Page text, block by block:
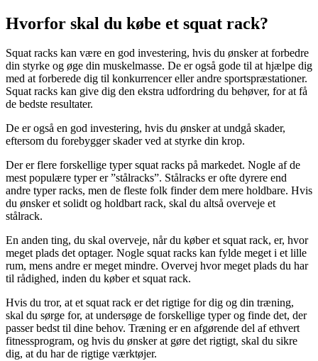
Hvorfor skal du købe et squat rack?
Squat racks kan være en god investering, hvis du ønsker at forbedre
din styrke og øge din muskelmasse. De er også gode til at hjælpe dig
med at forberede dig til konkurrencer eller andre sportspræstationer.
Squat racks kan give dig den ekstra udfordring du behøver, for at få
de bedste resultater.
De er også en god investering, hvis du ønsker at undgå skader,
eftersom du forebygger skader ved at styrke din krop.
Der er flere forskellige typer squat racks på markedet. Nogle af de
mest populære typer er ”stålracks”. Stålracks er ofte dyrere end
andre typer racks, men de fleste folk finder dem mere holdbare. Hvis
du ønsker et solidt og holdbart rack, skal du altså overveje et
stålrack.
En anden ting, du skal overveje, når du køber et squat rack, er, hvor
meget plads det optager. Nogle squat racks kan fylde meget i et lille
rum, mens andre er meget mindre. Overvej hvor meget plads du har
til rådighed, inden du køber et squat rack.
Hvis du tror, at et squat rack er det rigtige for dig og din træning,
skal du sørge for, at undersøge de forskellige typer og finde det, der
passer bedst til dine behov. Træning er en afgørende del af ethvert
fitnessprogram, og hvis du ønsker at gøre det rigtigt, skal du sikre
dig, at du har de rigtige værktøjer.